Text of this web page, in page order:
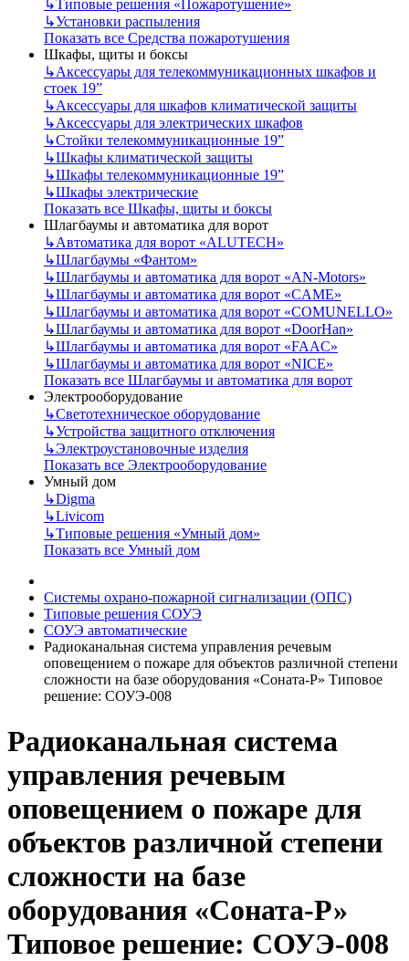
↳Типовые решения «Пожаротушение»
↳Установки распыления
Показать все Средства пожаротушения
Шкафы, щиты и боксы
↳Аксессуары для телекоммуникационных шкафов и
стоек 19”
↳Аксессуары для шкафов климатической защиты
↳Аксессуары для электрических шкафов
↳Стойки телекоммуникационные 19”
↳Шкафы климатической защиты
↳Шкафы телекоммуникационные 19”
↳Шкафы электрические
Показать все Шкафы, щиты и боксы
Шлагбаумы и автоматика для ворот
↳Автоматика для ворот «ALUTECH»
↳Шлагбаумы «Фантом»
↳Шлагбаумы и автоматика для ворот «AN-Motors»
↳Шлагбаумы и автоматика для ворот «CAME»
↳Шлагбаумы и автоматика для ворот «COMUNELLO»
↳Шлагбаумы и автоматика для ворот «DoorHan»
↳Шлагбаумы и автоматика для ворот «FAAC»
↳Шлагбаумы и автоматика для ворот «NICE»
Показать все Шлагбаумы и автоматика для ворот
Электрооборудование
↳Светотехническое оборудование
↳Устройства защитного отключения
↳Электроустановочные изделия
Показать все Электрооборудование
Умный дом
↳Digma
↳Livicom
↳Типовые решения «Умный дом»
Показать все Умный дом
Системы охрано-пожарной сигнализации (ОПС)
Типовые решения СОУЭ
СОУЭ автоматические
Радиоканальная система управления речевым
оповещением о пожаре для объектов различной степени
сложности на базе оборудования «Соната-Р» Типовое
решение: СОУЭ-008
Радиоканальная система
управления речевым
оповещением о пожаре для
объектов различной степени
сложности на базе
оборудования «Соната-Р»
Типовое решение: СОУЭ-008